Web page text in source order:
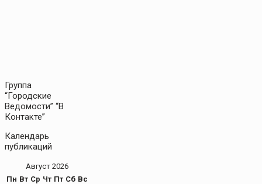
Группа
“Городские
Ведомости” “В
Контакте”
Календарь
публикаций
Август 2026
Пн Вт Ср Чт Пт Сб Вс